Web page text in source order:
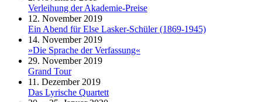
Verleihung der Akademie-Preise
12. November 2019
Ein Abend für Else Lasker-Schüler (1869-1945)
14. November 2019
»Die Sprache der Verfassung«
29. November 2019
Grand Tour
11. Dezember 2019
Das Lyrische Quartett